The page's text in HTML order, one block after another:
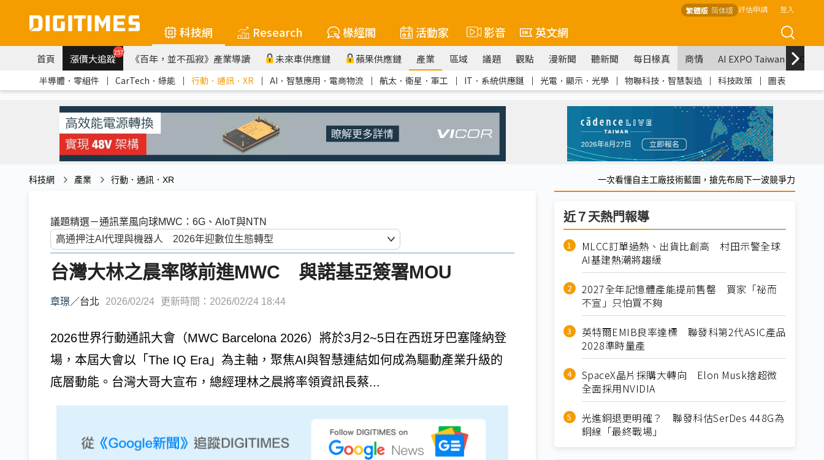
繁體版 简体版 評估申請 登入
科技網 Research 椽經閣 活動家 影音 英文網
首頁 漲價大追蹤257 《百年，並不孤寂》產業導讀 未來車供應鏈 蘋果供應鏈 產業 區域 議題 觀點 漫新聞 聽新聞 每日椽真 商情 AI EXPO Taiwan
半導體．零組件 ｜ CarTech．綠能 ｜ 行動．通訊．XR ｜ AI．智慧應用．電商物流 ｜ 航太．衛星．軍工 ｜ IT．系統供應鏈 ｜ 光電．顯示．光學 ｜ 物聯科技．智慧製造 ｜ 科技政策 ｜ 圖表
科技網 產業 行動．通訊．XR 一次看懂自主工廠技術藍圖，搶先布局下一波競爭力
議題精選－通訊業風向球MWC：6G、AIoT與NTN
台灣大林之晨率隊前進MWC 與諾基亞簽署MOU
章璟／台北 2026/02/24 更新時間：2026/02/24 18:44
2026世界行動通訊大會（MWC Barcelona 2026）將於3月2~5日在西班牙巴塞隆納登
場，本屆大會以「The IQ Era」為主軸，聚焦AI與智慧連結如何成為驅動產業升級的
底層動能。台灣大哥大宣布，總經理林之晨將率領資訊長蔡...
近７天熱門報導
MLCC訂單過熱、出貨比創高 村田示警全球
AI基建熱潮將趨緩
2027全年記憶體產能提前售罄 買家「祕而
不宣」只怕買不夠
英特爾EMIB良率達標 聯發科第2代ASIC產品
2028準時量產
SpaceX晶片採購大轉向 Elon Musk捨超微
全面採用NVIDIA
光進銅退更明確？ 聯發科估SerDes 448G為
銅線「最終戰場」